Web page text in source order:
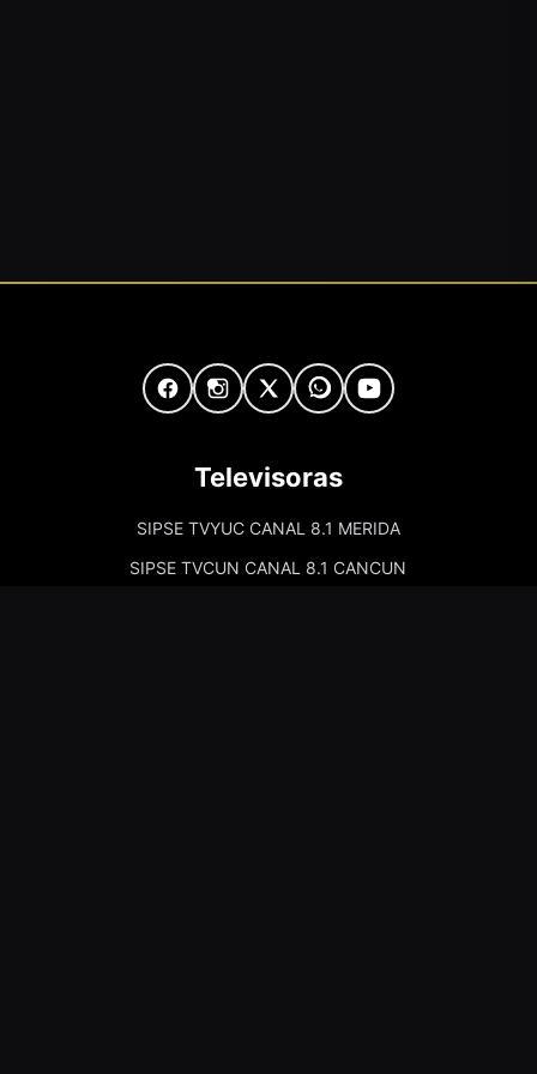
Televisoras
SIPSE TVYUC CANAL 8.1 MERIDA
SIPSE TVCUN CANAL 8.1 CANCUN